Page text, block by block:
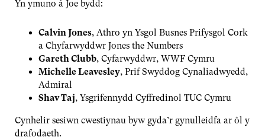
Yn ymuno â Joe bydd:
Calvin Jones, Athro yn Ysgol Busnes Prifysgol Cork
a Chyfarwyddwr Jones the Numbers
Gareth Clubb, Cyfarwyddwr, WWF Cymru
Michelle Leavesley, Prif Swyddog Cynaliadwyedd,
Admiral
Shav Taj, Ysgrifennydd Cyffredinol TUC Cymru
Cynhelir sesiwn cwestiynau byw gyda’r gynulleidfa ar ôl y
drafodaeth.